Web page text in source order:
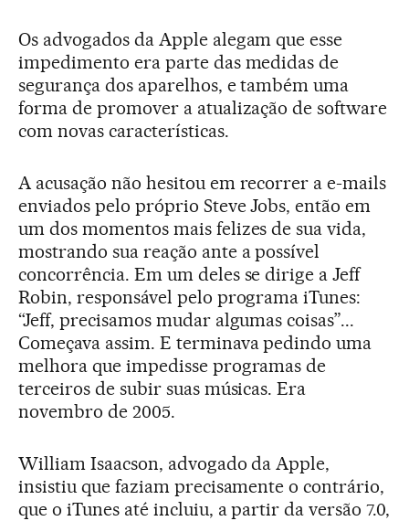
Os advogados da Apple alegam que esse
impedimento era parte das medidas de
segurança dos aparelhos, e também uma
forma de promover a atualização de software
com novas características.
A acusação não hesitou em recorrer a e-mails
enviados pelo próprio Steve Jobs, então em
um dos momentos mais felizes de sua vida,
mostrando sua reação ante a possível
concorrência. Em um deles se dirige a Jeff
Robin, responsável pelo programa iTunes:
“Jeff, precisamos mudar algumas coisas”...
Começava assim. E terminava pedindo uma
melhora que impedisse programas de
terceiros de subir suas músicas. Era
novembro de 2005.
William Isaacson, advogado da Apple,
insistiu que faziam precisamente o contrário,
que o iTunes até incluiu, a partir da versão 7.0,